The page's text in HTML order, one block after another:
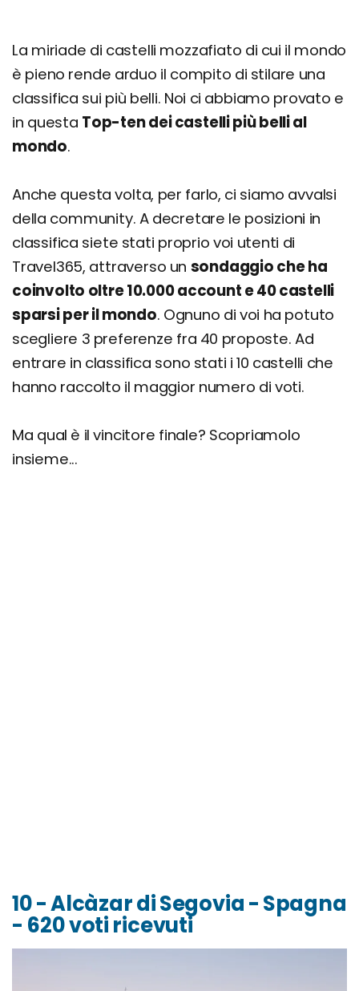
La miriade di castelli mozzafiato di cui il mondo
è pieno rende arduo il compito di stilare una
classifica sui più belli. Noi ci abbiamo provato e
in questa Top-ten dei castelli più belli al
mondo.
Anche questa volta, per farlo, ci siamo avvalsi
della community. A decretare le posizioni in
classifica siete stati proprio voi utenti di
Travel365, attraverso un sondaggio che ha
coinvolto oltre 10.000 account e 40 castelli
sparsi per il mondo. Ognuno di voi ha potuto
scegliere 3 preferenze fra 40 proposte. Ad
entrare in classifica sono stati i 10 castelli che
hanno raccolto il maggior numero di voti.
Ma qual è il vincitore finale? Scopriamolo
insieme...
10 - Alcàzar di Segovia - Spagna
- 620 voti ricevuti